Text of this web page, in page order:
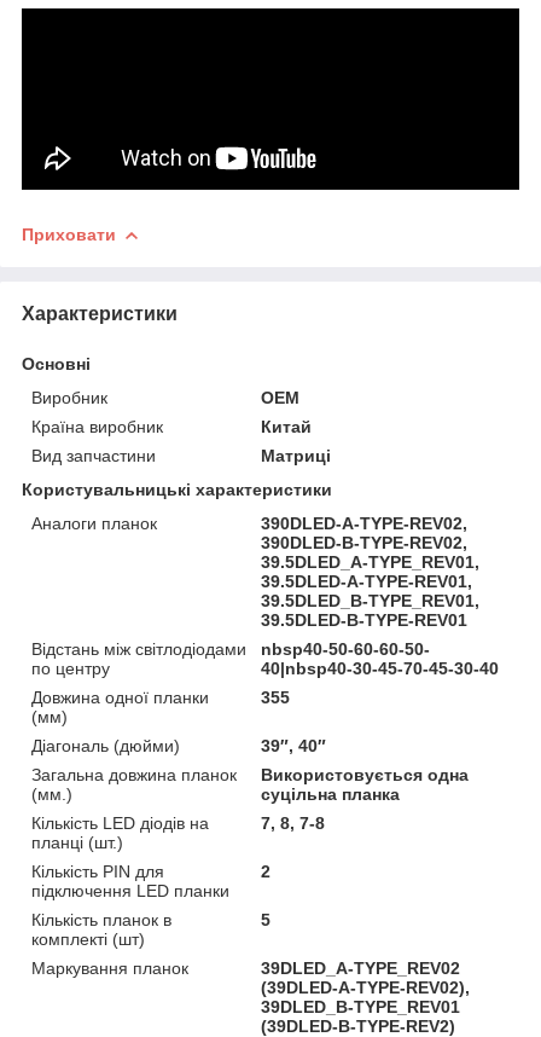
Приховати
Характеристики
Основні
Виробник
OEM
Країна виробник
Китай
Вид запчастини
Матриці
Користувальницькі характеристики
Аналоги планок
390DLED-A-TYPE-REV02,
390DLED-B-TYPE-REV02,
39.5DLED_A-TYPE_REV01,
39.5DLED-A-TYPE-REV01,
39.5DLED_B-TYPE_REV01,
39.5DLED-B-TYPE-REV01
Відстань між світлодіодами
по центру
nbsp40-50-60-60-50-
40|nbsp40-30-45-70-45-30-40
Довжина одної планки
(мм)
355
Діагональ (дюйми)
39″, 40″
Загальна довжина планок
(мм.)
Використовується одна
суцільна планка
Кількість LED діодів на
планці (шт.)
7, 8, 7-8
Кількість PIN для
підключення LED планки
2
Кількість планок в
комплекті (шт)
5
Маркування планок
39DLED_A-TYPE_REV02
(39DLED-A-TYPE-REV02),
39DLED_B-TYPE_REV01
(39DLED-B-TYPE-REV2)